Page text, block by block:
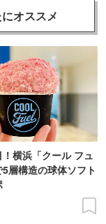
オススメ
横浜「クール フュ
層構造の球体ソフト